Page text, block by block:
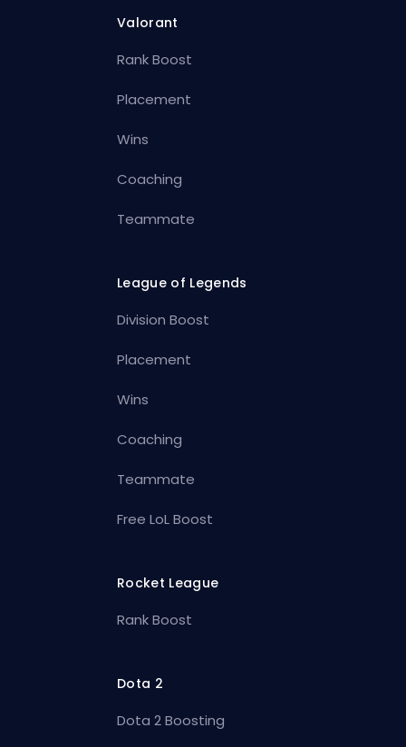
Valorant
Rank Boost
Placement
Wins
Coaching
Teammate
League of Legends
Division Boost
Placement
Wins
Coaching
Teammate
Free LoL Boost
Rocket League
Rank Boost
Dota 2
Dota 2 Boosting